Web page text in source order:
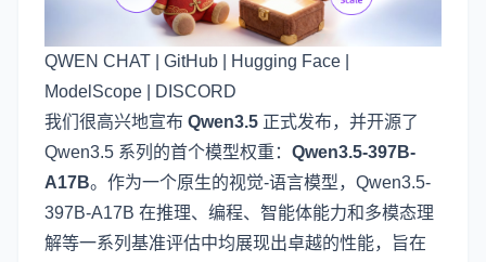
QWEN CHAT GitHub Hugging Face
ModelScope
DISCORD
我们很高兴地宣布 Qwen3.5 正式发布，并开源了
Qwen3.5 系列的首个模型权重： Qwen3.5-397B-
A17B。作为一个原生的视觉-语言模型，Qwen3.5-
397B-A17B 在推理、编程、智能体能力和多模态理
解等一系列基准评估中均展现出卓越的性能，旨在